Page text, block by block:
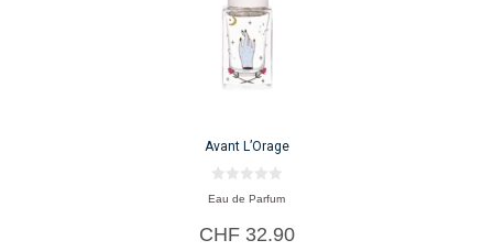
Avant L’Orage
0
v
n
5
Eau de Parfum
CHF32.90